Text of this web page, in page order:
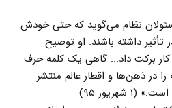
نظام می‌گوید که حتی خودش
تأثیر داشته باشند. او توضیح
برکت داد... گاهى یک کلمه حرف
در ذهن‌ها و اقطار عالم منتشر
۹۵)